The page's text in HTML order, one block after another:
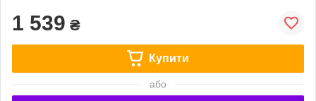
1 539 ₴
Купити
або